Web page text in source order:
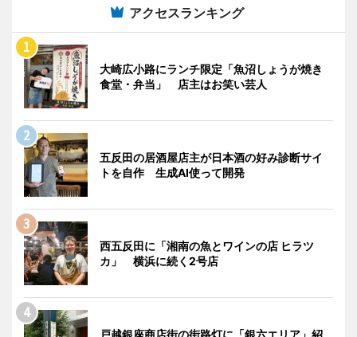
アクセスランキング
大崎広小路にランチ限定「魚沼しょうが焼き
食堂・弁当」 店主はお笑い芸人
五反田の居酒屋店主が日本酒の好み診断サイ
トを自作 生成AI使って開発
西五反田に「湘南の魚とワインの店 ヒラツ
カ」 横浜に続く2号店
戸越銀座商店街の街路灯に「銀六エリア」紹